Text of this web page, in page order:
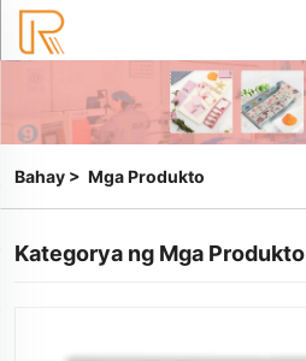
Bahay > Mga Produkto
Kategorya ng Mga Produkto